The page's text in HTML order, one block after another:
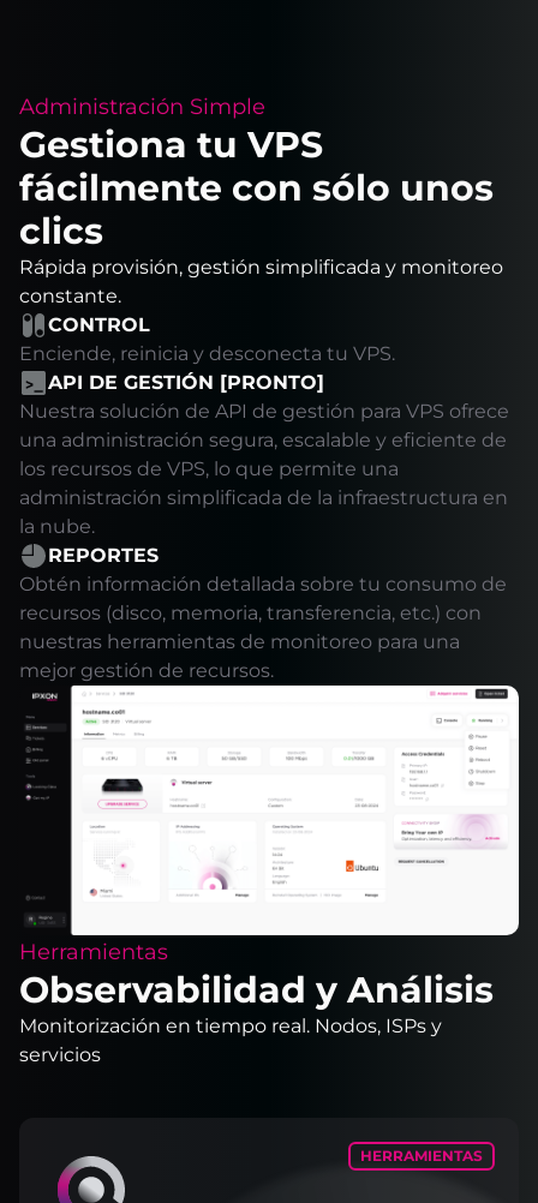
Administración Simple
Gestiona tu VPS
fácilmente con sólo unos
clics
Rápida provisión, gestión simplificada y monitoreo
constante.
CONTROL
Enciende, reinicia y desconecta tu VPS.
API DE GESTIÓN [PRONTO]
Nuestra solución de API de gestión para VPS ofrece
una administración segura, escalable y eficiente de
los recursos de VPS, lo que permite una
administración simplificada de la infraestructura en
la nube.
REPORTES
Obtén información detallada sobre tu consumo de
recursos (disco, memoria, transferencia, etc.) con
nuestras herramientas de monitoreo para una
mejor gestión de recursos.
Herramientas
Observabilidad y Análisis
Monitorización en tiempo real. Nodos, ISPs y
servicios
HERRAMIENTAS